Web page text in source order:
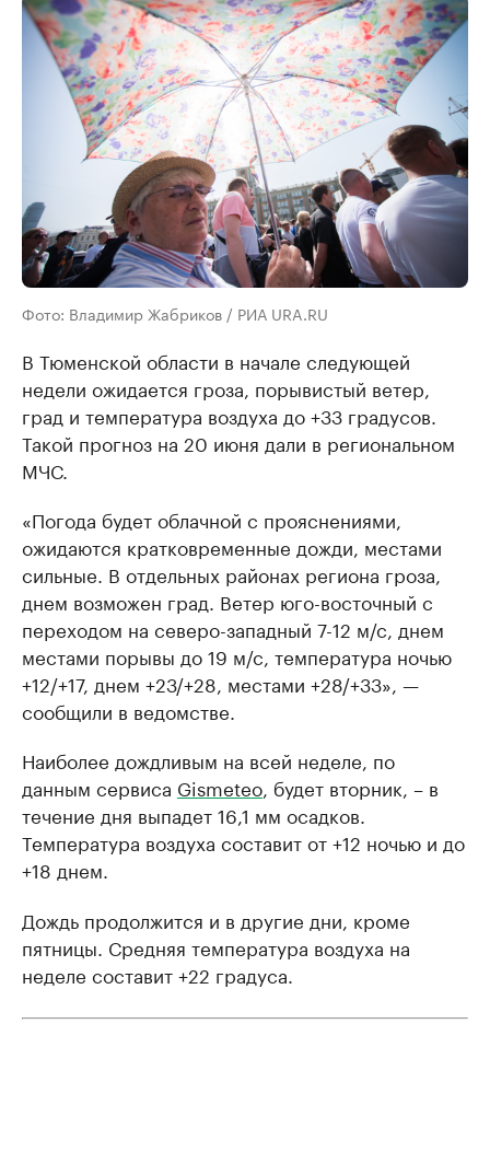
Фото: Владимир Жабриков / РИА URA.RU
В Тюменской области в начале следующей
недели ожидается гроза, порывистый ветер,
град и температура воздуха до +33 градусов.
Такой прогноз на 20 июня дали в региональном
МЧС.
«Погода будет облачной с прояснениями,
ожидаются кратковременные дожди, местами
сильные. В отдельных районах региона гроза,
днем возможен град. Ветер юго-восточный с
переходом на северо-западный 7-12 м/с, днем
местами порывы до 19 м/с, температура ночью
+12/+17, днем +23/+28, местами +28/+33», —
сообщили в ведомстве.
Наиболее дождливым на всей неделе, по
данным сервиса Gismeteo , будет вторник, – в
течение дня выпадет 16,1 мм осадков.
Температура воздуха составит от +12 ночью и до
+18 днем.
Дождь продолжится и в другие дни, кроме
пятницы. Средняя температура воздуха на
неделе составит +22 градуса.